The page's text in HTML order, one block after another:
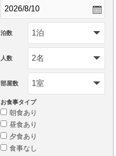
泊数
人数
部屋数
お食事タイプ
朝食あり
昼食あり
夕食あり
食事なし